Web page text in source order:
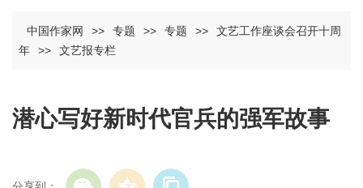
中国作家网 >> 专题 >> 专题 >>
文艺工作座谈会召开十周
年
>> 文艺报专栏
潜心写好新时代官兵的强军故事